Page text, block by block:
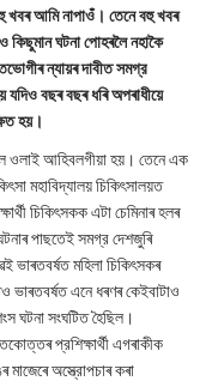
খবৰ আমি নাপাওঁ। তেনে বহু খবৰ
কিছুমান ঘটনা পোহৰলৈ নহাকৈ
ন্যায়ৰ দাবীত সমগ্র
যদিও বছৰ বছৰ ধৰি অপৰাধীয়ে
হয়।
ওলাই আহিবলগীয়া হয়। তেনে এক
মহাবিদ্যালয় চিকিৎসালয়ত
চিকিৎসকক এটা চেমিনাৰ হলৰ
পাছতেই সমগ্র দেশজুৰি
মহিলা চিকিৎসকৰ
এনে ধৰণৰ কেইবাটাও
ঘটনা সংঘটিত হৈছিল।
প্রশিক্ষার্থী এগৰাকীক
মাজেৰে অস্ত্রোপচাৰ কৰা